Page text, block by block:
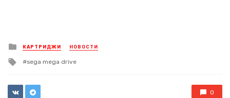
Posted
in
КАРТРИДЖИ НОВОСТИ
Tagged
sega mega drive
0